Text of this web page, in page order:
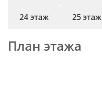
24 этаж 25 этаж
План этажа